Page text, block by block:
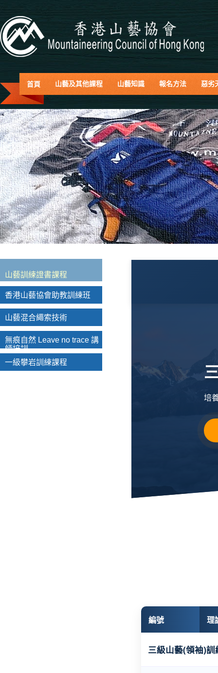
首頁 山藝及其他課程 山藝知識 報名方法 惡劣
山藝訓練證書課程
香港山藝協會助教訓練班
山藝混合繩索技術
無痕自然 Leave no trace 講
師培訓
一級攀岩訓練課程
培
編號 理
三級山藝(領袖)訓